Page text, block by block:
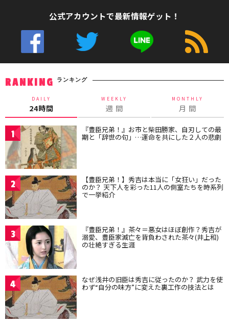
公式アカウントで最新情報ゲット！
RANKING ランキング
DAILY
24時間
WEEKLY
週 間
MONTHLY
月 間
1 『豊臣兄弟！』お市と柴田勝家、自刃しての最
期と「辞世の句」…運命を共にした２人の悲劇
2 【豊臣兄弟！】秀吉は本当に「女狂い」だった
のか？ 天下人を彩った11人の側室たちを時系列
で一挙紹介
3 『豊臣兄弟！』茶々＝悪女はほぼ創作？秀吉が
溺愛、豊臣家滅亡を背負わされた茶々(井上和)
の壮絶すぎる生涯
4 なぜ浅井の旧臣は秀吉に従ったのか？ 武力を使
わず“自分の味方”に変えた裏工作の技法とは